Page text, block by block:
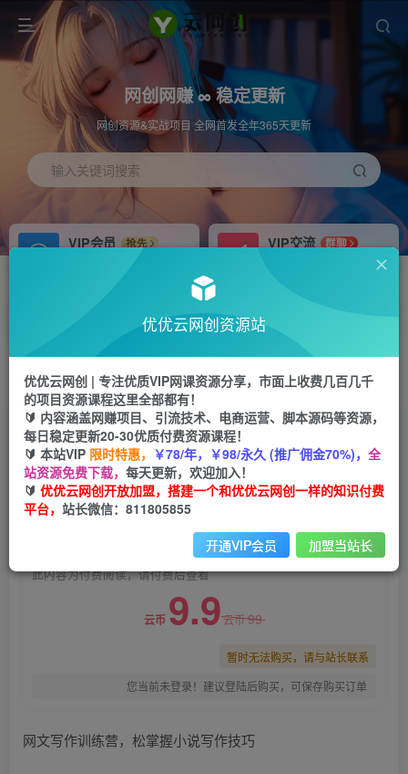
网创网赚 ∞ 稳定更新
网创资源&实战项目 全网首发全年365天更新
输入关键词搜索
VIP会员
抢先
免费下载全站资源
VIP交流
群聊
研究探讨更多创业项目路子。
站长V：hu91275
推荐
首页 冒泡网 正文
网文写作训练营，松掌握小说写作技巧
优优云网创
2年前发布
关注 私信
0 1340 110
网文写作训练营，松掌握小说写作技巧
此内容为付费阅读，请付费后查看
云币 9.9云币99
暂时无法购买，请与站长联系
您当前未登录！建议登陆后购买，可保存购买订单
网文写作训练营，松掌握小说写作技巧
优优云网创资源站
优优云网创 | 专注优质VIP网课资源分享，市面上收费几百几千
的项目资源课程这里全部都有！
🔰 内容涵盖网赚项目、引流技术、电商运营、脚本源码等资源，
每日稳定更新20-30优质付费资源课程！
🔰 本站VIP 限时特惠， ￥78/年，￥98/永久 (推广佣金70%)， 全
站资源免费下载， 每天更新，欢迎加入！
🔰 优优云网创开放加盟，搭建一个和优优云网创一样的知识付费
平台， 站长微信：811805855
开通VIP会员 加盟当站长